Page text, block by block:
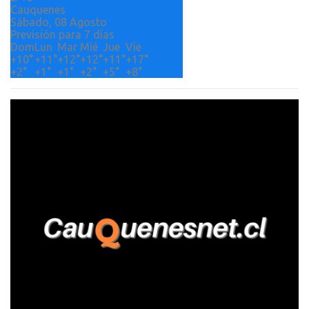
Cauquenes
Sábado, 08 Agosto
Previsión para 7 días
DomLun Mar Mié Jue Vie
+10°+11°+12°+12°+11°+17°
+2° +1° +1° +2° +5° +8°